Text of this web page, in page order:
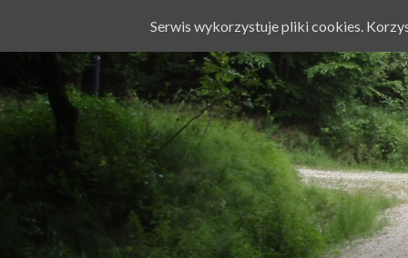
Serwis wykorzystuje pliki cookies.